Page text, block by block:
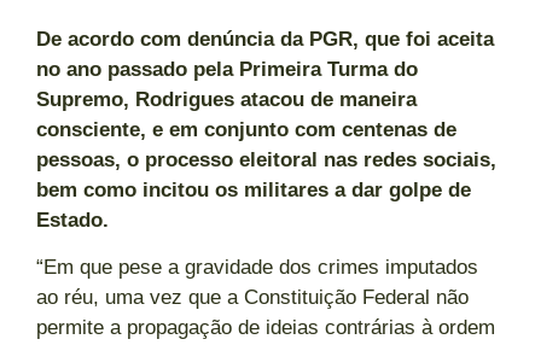
De acordo com denúncia da PGR, que foi aceita
no ano passado pela Primeira Turma do
Supremo, Rodrigues atacou de maneira
consciente, e em conjunto com centenas de
pessoas, o processo eleitoral nas redes sociais,
bem como incitou os militares a dar golpe de
Estado.
“Em que pese a gravidade dos crimes imputados
ao réu, uma vez que a Constituição Federal não
permite a propagação de ideias contrárias à ordem